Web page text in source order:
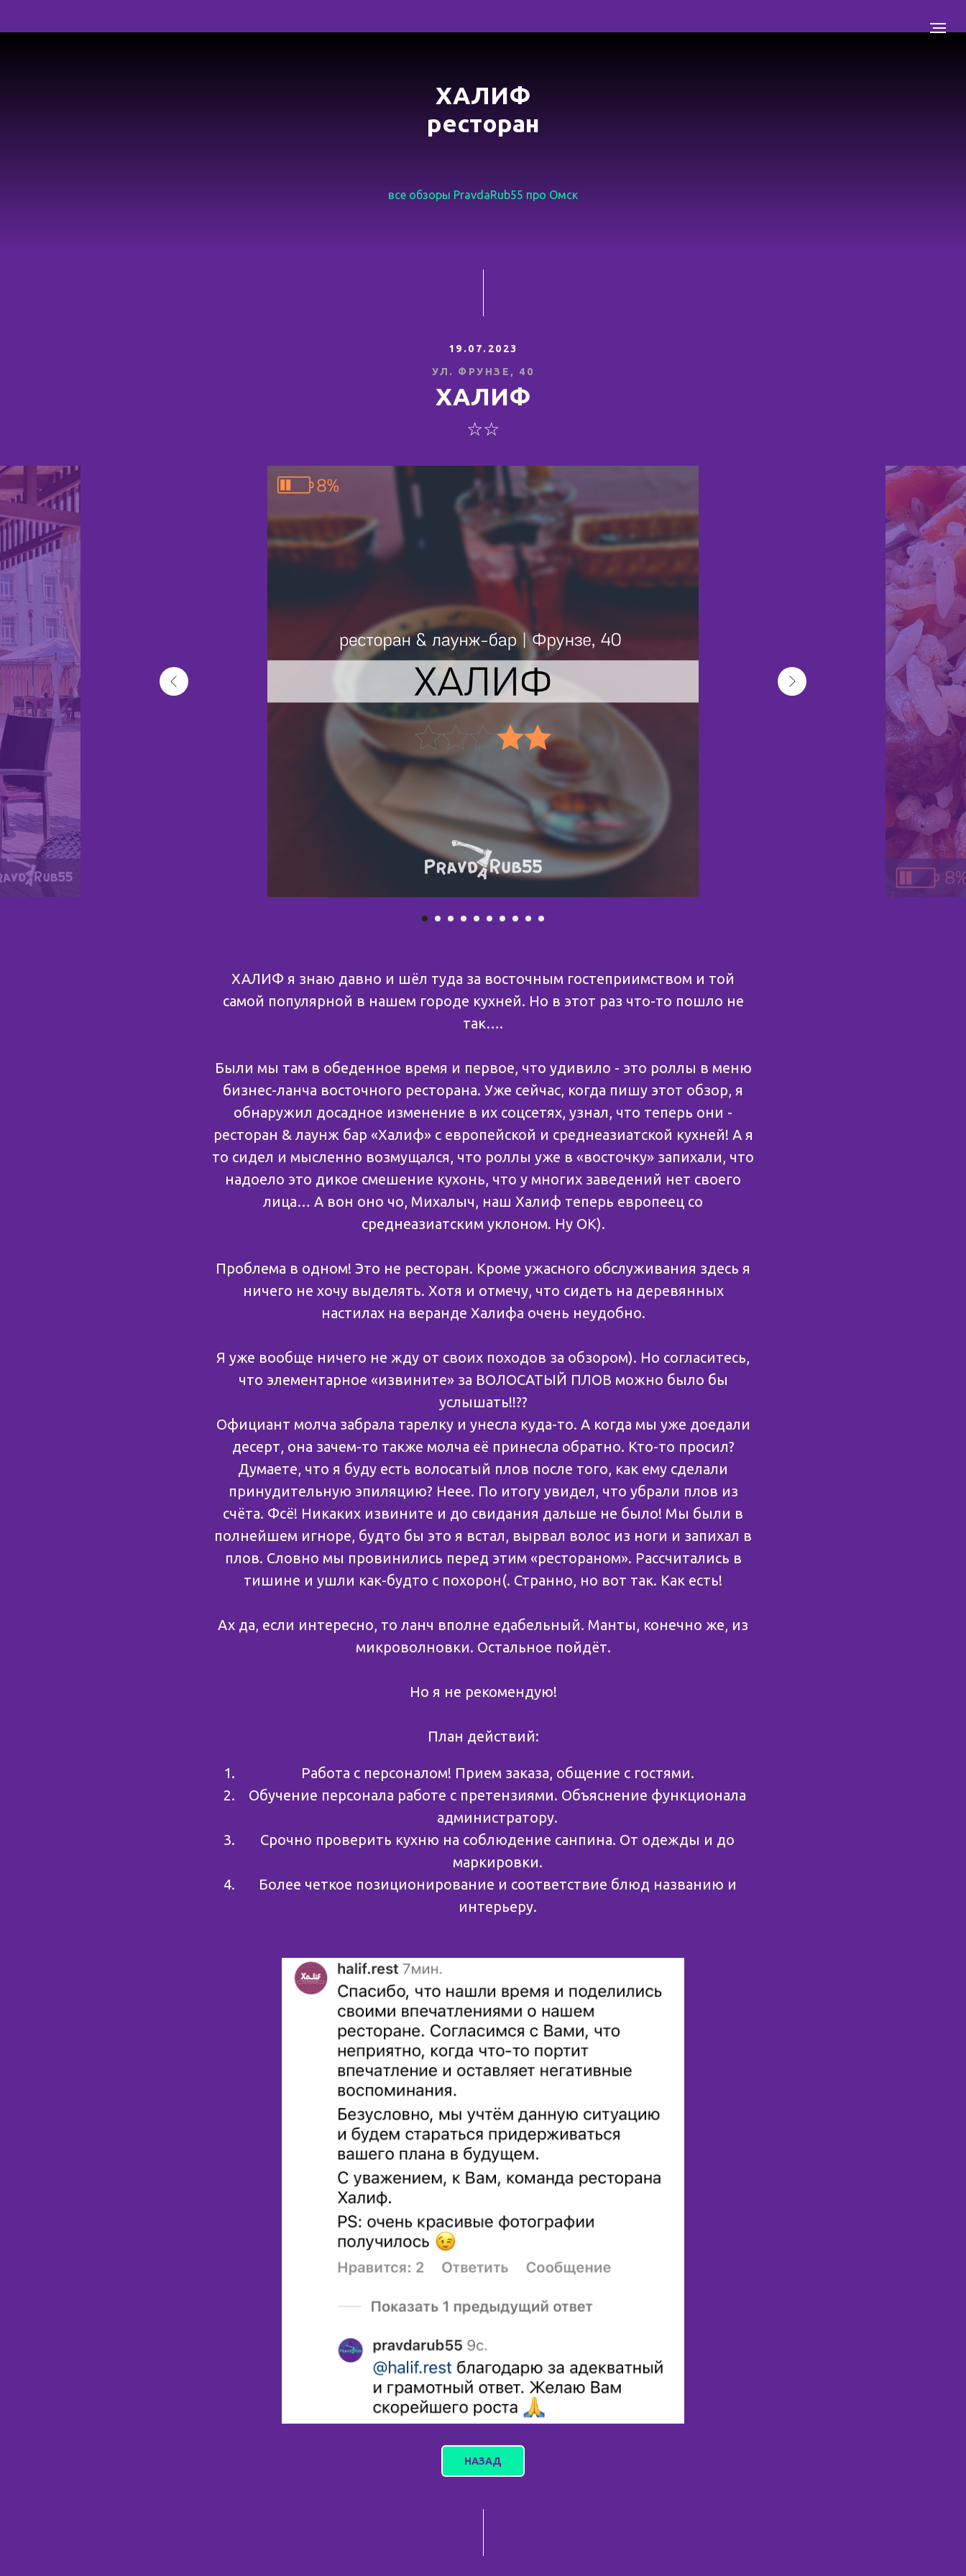
ХАЛИФ
ресторан
все обзоры PravdaRub55 про Омск
19.07.2023
УЛ. ФРУНЗЕ, 40
ХАЛИФ
☆☆
ХАЛИФ я знаю давно и шёл туда за восточным гостеприимством и той
самой популярной в нашем городе кухней. Но в этот раз что-то пошло не
так….
Были мы там в обеденное время и первое, что удивило - это роллы в меню
бизнес-ланча восточного ресторана. Уже сейчас, когда пишу этот обзор, я
обнаружил досадное изменение в их соцсетях, узнал, что теперь они -
ресторан & лаунж бар «Халиф» с европейской и среднеазиатской кухней! А я
то сидел и мысленно возмущался, что роллы уже в «восточку» запихали, что
надоело это дикое смешение кухонь, что у многих заведений нет своего
лица… А вон оно чо, Михалыч, наш Халиф теперь европеец со
среднеазиатским уклоном. Ну ОК).
Проблема в одном! Это не ресторан. Кроме ужасного обслуживания здесь я
ничего не хочу выделять. Хотя и отмечу, что сидеть на деревянных
настилах на веранде Халифа очень неудобно.
Я уже вообще ничего не жду от своих походов за обзором). Но согласитесь,
что элементарное «извините» за ВОЛОСАТЫЙ ПЛОВ можно было бы
услышать!!??
Официант молча забрала тарелку и унесла куда-то. А когда мы уже доедали
десерт, она зачем-то также молча её принесла обратно. Кто-то просил?
Думаете, что я буду есть волосатый плов после того, как ему сделали
принудительную эпиляцию? Неее. По итогу увидел, что убрали плов из
счёта. Фсё! Никаких извините и до свидания дальше не было! Мы были в
полнейшем игноре, будто бы это я встал, вырвал волос из ноги и запихал в
плов. Словно мы провинились перед этим «рестораном». Рассчитались в
тишине и ушли как-будто с похорон(. Странно, но вот так. Как есть!
Ах да, если интересно, то ланч вполне едабельный. Манты, конечно же, из
микроволновки. Остальное пойдёт.
Но я не рекомендую!
План действий:
Работа с персоналом! Прием заказа, общение с гостями.
Обучение персонала работе с претензиями. Объяснение функционала
администратору.
Срочно проверить кухню на соблюдение санпина. От одежды и до
маркировки.
Более четкое позиционирование и соответствие блюд названию и
интерьеру.
НАЗАД